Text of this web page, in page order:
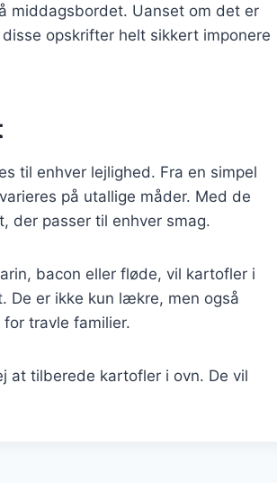
middagsbordet. Uanset om det er
opskrifter helt sikkert imponere
til enhver lejlighed. Fra en simpel
på utallige måder. Med de
der passer til enhver smag.
bacon eller fløde, vil kartofler i
er ikke kun lækre, men også
travle familier.
at tilberede kartofler i ovn. De vil